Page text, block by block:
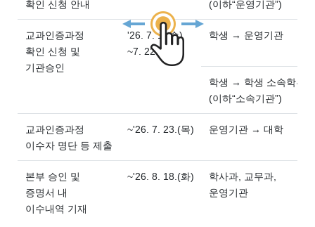
확인 신청 안내
(이하“운영기관”)
교과인증과정
확인 신청 및
기관승인
'26. 7. 1.(수)
~7. 22.(수)
학생 → 운영기관
학생 → 학생 소속학부(
(이하“소속기관”)
교과인증과정
이수자 명단 등 제출
~'26. 7. 23.(목) 운영기관 → 대학
본부 승인 및
증명서 내
이수내역 기재
~'26. 8. 18.(화)
학사과, 교무과,
운영기관